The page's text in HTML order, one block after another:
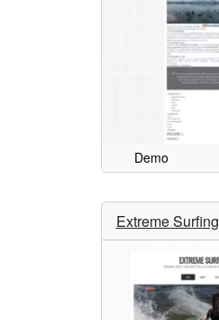
Demo
Extreme Surfing